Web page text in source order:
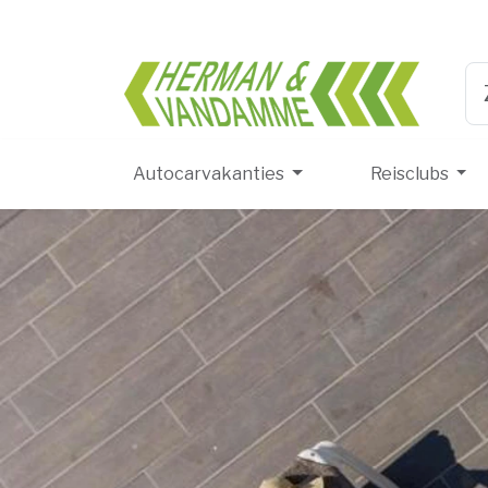
Autocarvakanties
Reisclubs